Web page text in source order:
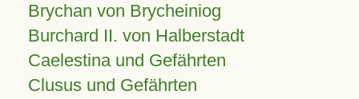
Brychan von Brycheiniog
Burchard II. von Halberstadt
Caelestina und Gefährten
Clusus und Gefährten